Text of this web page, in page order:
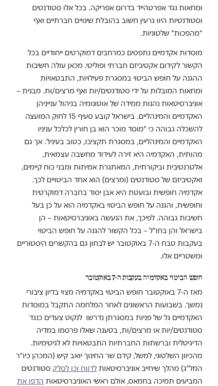
ומחאות נגד אפרטהייד בדרום אפריקה. בכל אלו סטודנטים
וסטודנטיות היוו גרעין חשוב בהובלת שינויים חברתיים ואף
"מהפכות" שלטוניות.
מוסדות אקדמיים נתפסים כמרחבים דמוקרטים ייחודיים בכל
הקשור לקידום אקטיביזם חברתי ופוליטי. מכאן עולה חשיבות
ההגנה על חופש הביטוי במסגרת פעילויות, התבטאויות
ומחאות המובלות על ידי סטודנטים/יות ואף מרצים/ות. מבנית –
אוניברסיטאות נהנות ממידה של אוטונומיה בניהול ענייניהן
האקדמיים והמינהליים. בישראל קובע סעיף 15 לחוק המועצה
להשכלה גבוהה כי "מוסד מוכר הוא בן חורין לכלכל עניניו
האקדמיים והמינהליים, במסגרת תקציבו, כטוב בעיניו". אך גם
מהותית, האקדמיה היא זירה לעידוד מחשבה עצמאית,
אלטרנטיבית וביקורתית, המאתגרת אמיתות ומבני כוח קיימים,
ואקטיביזם של סטודנטים (ומרצים) הוא אחד הביטויים לכך.
אקדמיה חופשית ובועטת היא אבן יסוד בחברה דמוקרטית
וחופשית, והגנה על חופש הביטוי באקדמיה הוא על כן בעל
חשיבות גבוהה. לפיכך, את הנעשה באוניברסיטאות – הן
בישראל והן בחו"ל – בכל הקשור להגנה על חופש הביטוי
בעקבות טבח ה-7 באוקטובר יש לבחון גם בהקשרים היסטוריים
ומשטריים אלו.
חופש הביטוי באקדמיה בעקבות ה-7 באוקטובר
מאז ה-7 באוקטובר חופש הביטוי באקדמיה מצוי בדיון ציבורי
נמשך. בשבועות הראשונים לאחר המלחמה התקבל במוסדות
האקדמיים גל של פניות במסגרתן נדרשו לנקוט צעדים כנגד
סטודנטים/יות או מרצים/ות, בטענה שאלו פרסמו במדיה
הדיגיטלית וברשתות החברתיות התבטאויות לא לגיטימיות.
מהכיוון השלטוני, למשל, קידם שר החינוך יואב קיש (המכהן כיו"ר
המל"ג) מהלך שיחייב אוניברסיטאות לדווח וכן לסלק סטודנטים
המביעים תמיכה בחמאס, אולם ראשי האוניברסיטאות הדפו את